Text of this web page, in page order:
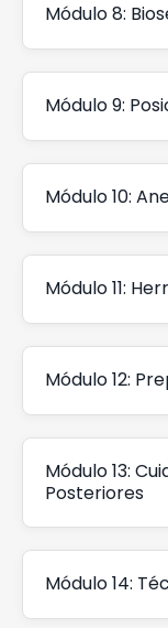
Módulo 8:
Módulo 9:
Módulo 10:
Módulo 11:
Módulo 12:
Módulo 13:
Posteriores
Módulo 14: